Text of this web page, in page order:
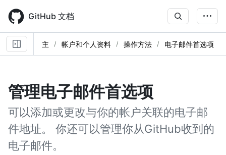
main
content
GitHub 文档
主 帐户和个人资料 操作方法 电子邮件首选项
管理电子邮件首选项
可以添加或更改与你的帐户关联的电子邮
件地址。 你还可以管理你从GitHub收到的
电子邮件。